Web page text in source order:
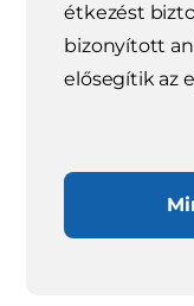
étkezést
bizonyított
elősegítik az